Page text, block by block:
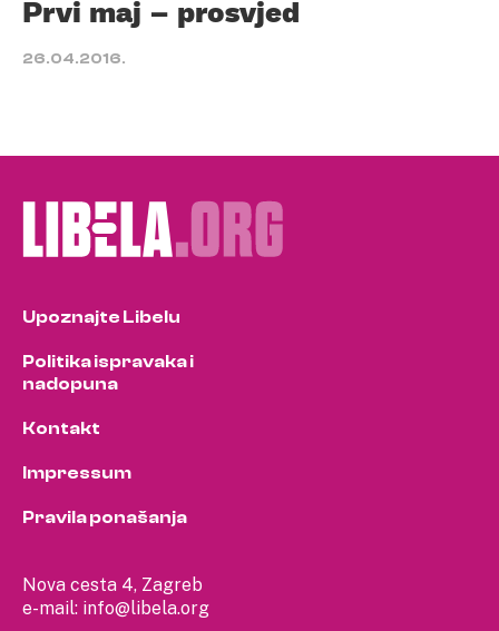
Prvi maj – prosvjed
26.04.2016.
Nova cesta 4, Zagreb
e-mail: info@libela.org
Upoznajte Libelu
Politika ispravaka i
nadopuna
Kontakt
Impressum
Pravila ponašanja